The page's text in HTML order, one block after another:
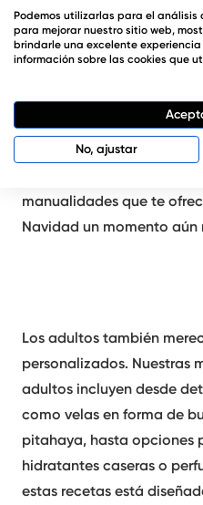
hacer bombas de baño
nieve, ideales para regalar
fáciles de hacer, sino que
personalizar cada
cálido y acogedor en tu
manualidades que te
Navidad un momento aún
Los adultos también
personalizados. Nuestras
adultos incluyen desde
como velas en forma de
pitahaya, hasta opciones
hidratantes caseras o
estas recetas está
Podemos utilizarlas para el
para mejorar nuestro sitio web,
brindarle una excelente
información sobre las cookies que
No, ajustar